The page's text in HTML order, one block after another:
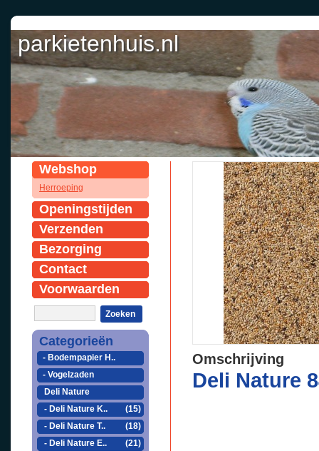
parkietenhuis.nl
Webshop
Herroeping
Openingstijden
Verzenden
Bezorging
Contact
Voorwaarden
Zoeken
Categorieën
- Bodempapier H..
- Vogelzaden
Deli Nature
- Deli Nature K..
(15)
- Deli Nature T..
(18)
- Deli Nature E..
(21)
Omschrijving
Deli Nature